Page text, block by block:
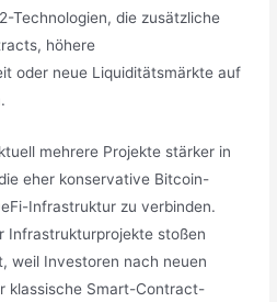
Technologien, die zusätzliche
höhere
oder neue Liquiditätsmärkte auf
mehrere Projekte stärker in
eher konservative Bitcoin-
Infrastruktur zu verbinden.
Infrastrukturprojekte stoßen
weil Investoren nach neuen
klassische Smart-Contract-